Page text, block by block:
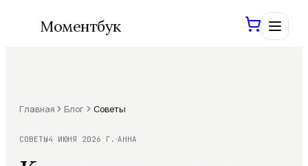
Моментбук
Сохраним ваши проекты
Главная Блог Советы
СОВЕТЫ4 ИЮНЯ 2026 Г. АННА